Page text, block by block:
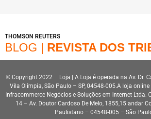
THOMSON REUTERS
BLOG | REVISTA DOS
© Copyright 2022 – Loja | A Loja é operada na Av. Dr.
Vila Olímpia, São Paulo – SP, 04548-005.A loja
Infracommerce Negócios e Soluções em Internet Ltda.
14 – Av. Doutor Cardoso De Melo, 1855,15 andar
Paulistano – 04548-005 – São